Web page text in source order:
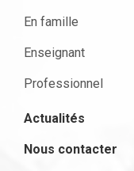
En famille
Enseignant
Professionnel
Actualités
Nous contacter